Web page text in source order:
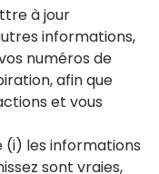
à jour
informations,
numéros de
afin que
et vous
(i) les informations
sont vraies,